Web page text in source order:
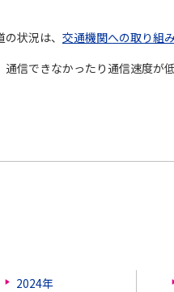
状況は、 交通機関への取り組
信できなかったり通信速度が
2024年